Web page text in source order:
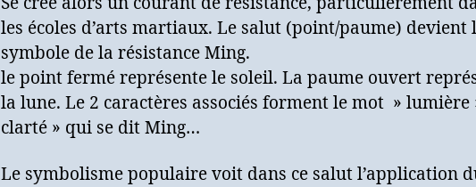
les écoles d’arts martiaux. Le salut (point/paume) devient
symbole de la résistance Ming.
le point fermé représente le soleil. La paume ouvert
la lune. Le 2 caractères associés forment le mot » lumière
clarté » qui se dit Ming…
Le symbolisme populaire voit dans ce salut l’application